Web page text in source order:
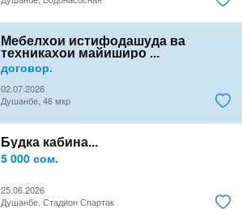
Мебелхои истифодашуда ва
техникахои майиширо ...
договор.
02.07.2026
Душанбе, 46 мкр
Будка кабина...
5 000 сом.
25.06.2026
Душанбе, Стадион Спартак